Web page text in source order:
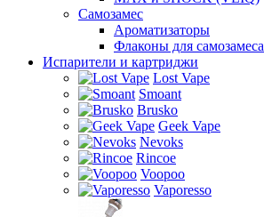
Самозамес
Ароматизаторы
Флаконы для самозамеса
Испарители и картриджи
Lost Vape
Smoant
Brusko
Geek Vape
Nevoks
Rincoe
Voopoo
Vaporesso